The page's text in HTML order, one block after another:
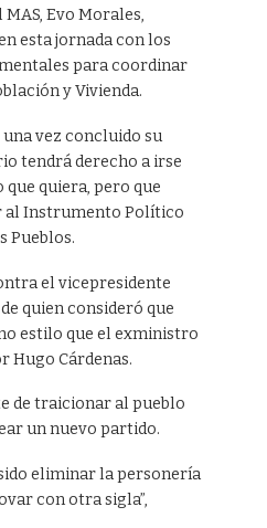
Evo Morales,
esta jornada con los
para coordinar
y Vivienda.
vez concluido su
tendrá derecho a irse
quiera, pero que
al Instrumento Político
Pueblos.
el vicepresidente
quien consideró que
estilo que el exministro
Hugo Cárdenas.
de traicionar al pueblo
un nuevo partido.
eliminar la personería
con otra sigla”,